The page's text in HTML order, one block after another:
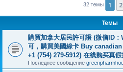
32 темы 1 2
Темы
購買加拿大居民許可證 (微信ID
可，購買美國綠卡 Buy
+1 (754) 279-5912) 在线购买真
Последнее сообщение